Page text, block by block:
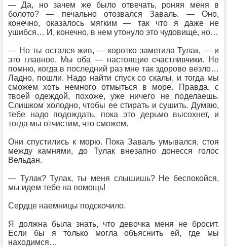
— Да, но зачем же было отвечать, роняя меня в
болото? — печально отозвался Заваль. — Оно,
конечно, оказалось мягким — так что я даже не
ушибся… И, конечно, в нем утонуло это чудовище, но…
— Но ты остался жив, — коротко заметила Тулак, — и
это главное. Мы оба — настоящие счастливчики. Не
помню, когда в последний раз мне так здорово везло…
Ладно, пошли. Надо найти спуск со скалы, и тогда мы
сможем хоть немного отмыться в море. Правда, с
твоей одеждой, похоже, уже ничего не поделаешь.
Слишком холодно, чтобы ее стирать и сушить. Думаю,
тебе надо подождать, пока это дерьмо высохнет, и
тогда мы отчистим, что сможем.
Они спустились к морю. Пока Заваль умывался, стоя
между камнями, до Тулак внезапно донесся голос
Вельдан.
— Тулак? Тулак, ты меня слышишь? Не беспокойся,
мы идем тебе на помощь!
Сердце наемницы подскочило.
Я должна была знать, что девочка меня не бросит.
Если бы я только могла объяснить ей, где мы
находимся…